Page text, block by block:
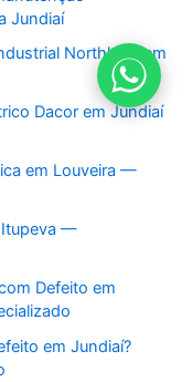
Jundiaí
Northland em
Dacor em Jundiaí
em Louveira —
Itupeva —
Defeito em
em Jundiaí?